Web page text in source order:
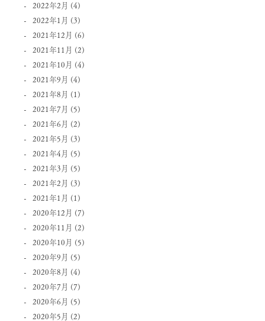
2022年2月 (4)
2022年1月 (3)
2021年12月 (6)
2021年11月 (2)
2021年10月 (4)
2021年9月 (4)
2021年8月 (1)
2021年7月 (5)
2021年6月 (2)
2021年5月 (3)
2021年4月 (5)
2021年3月 (5)
2021年2月 (3)
2021年1月 (1)
2020年12月 (7)
2020年11月 (2)
2020年10月 (5)
2020年9月 (5)
2020年8月 (4)
2020年7月 (7)
2020年6月 (5)
2020年5月 (2)